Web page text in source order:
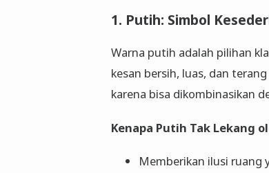
1. Putih: Simbol
Warna putih adalah pilihan
kesan bersih, luas, dan
karena bisa dikombinasikan
Kenapa Putih Tak Lekang
Memberikan ilusi ruang